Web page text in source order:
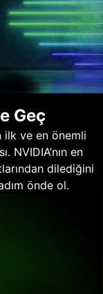
Geç
ilk ve en önemli
NVIDIA’nın en
dilediğini
önde ol.